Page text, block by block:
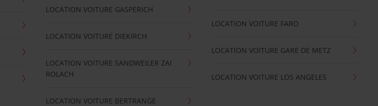
LOCATION VOITURE GASPERICH
LOCATION VOITURE DIEKIRCH
LOCATION VOITURE SANDWEILER ZAI
ROLACH
LOCATION VOITURE BERTRANGE
LOCATION VOITURE FARO
LOCATION VOITURE GARE DE METZ
LOCATION VOITURE LOS ANGELES